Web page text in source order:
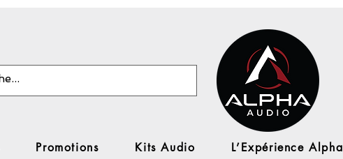
Promotions Kits Audio L’Expérience Alpha